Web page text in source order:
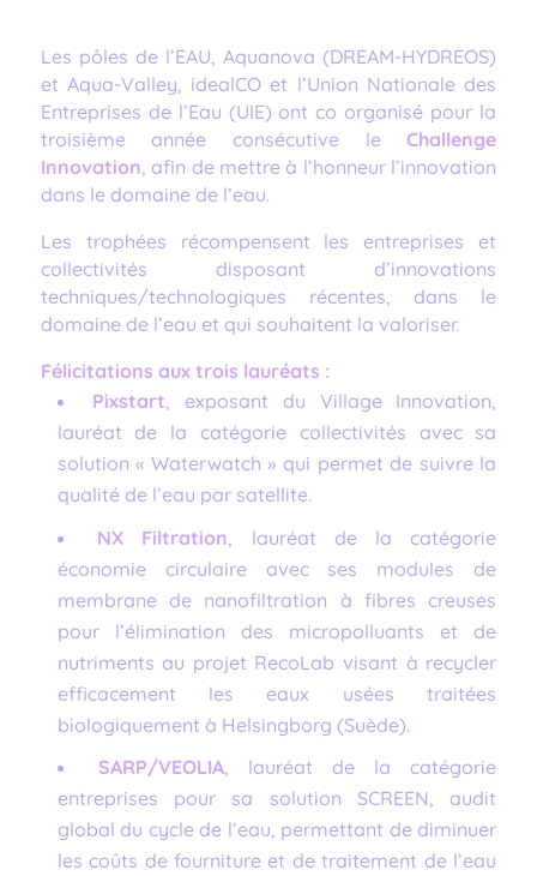
Les pôles de l’EAU, Aquanova (DREAM-HYDREOS)
et Aqua-Valley, idealCO et l’Union Nationale des
Entreprises de l’Eau (UIE) ont co organisé pour la
troisième année consécutive leChallenge
Innovation, afin de mettre à l’honneur l’innovation
dans le domaine de l’eau.
Les trophées récompensent les entreprises et
collectivités disposant d’innovations
techniques/technologiques récentes, dans le
domaine de l’eau et qui souhaitent la valoriser.
Félicitations aux trois lauréats :
Pixstart, exposant du Village Innovation,
lauréat de la catégorie collectivités avec sa
solution « Waterwatch » qui permet de suivre la
qualité de l’eau par satellite.
NX Filtration , lauréat de la catégorie
économie circulaire avec ses modules de
membrane de nanofiltration à fibres creuses
pour l’élimination des micropolluants et de
nutriments au projet RecoLab visant à recycler
efficacement les eaux usées traitées
biologiquement à Helsingborg (Suède).
SARP/VEOLIA, lauréat de la catégorie
entreprises pour sa solution SCREEN, audit
global du cycle de l’eau, permettant de diminuer
les coûts de fourniture et de traitement de l’eau